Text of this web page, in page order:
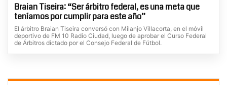
Braian Tiseira: “Ser árbitro federal, es una meta que
teníamos por cumplir para este año”
El árbitro Braian Tiseira conversó con Milanjo Villacorta, en el móvil
deportivo de FM 10 Radio Ciudad, luego de aprobar el Curso Federal
de Árbitros dictado por el Consejo Federal de Fútbol.